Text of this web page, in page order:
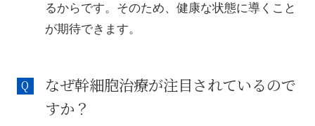
るからです。そのため、健康な状態に導くこと
が期待できます。
なぜ幹細胞治療が注目されているので
すか？